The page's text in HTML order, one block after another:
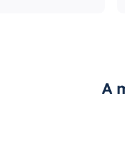
A